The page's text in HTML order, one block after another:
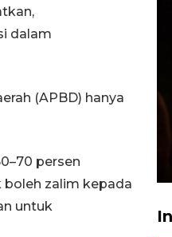
dalam
(APBD) hanya
persen
zalim kepada
untuk
jaga